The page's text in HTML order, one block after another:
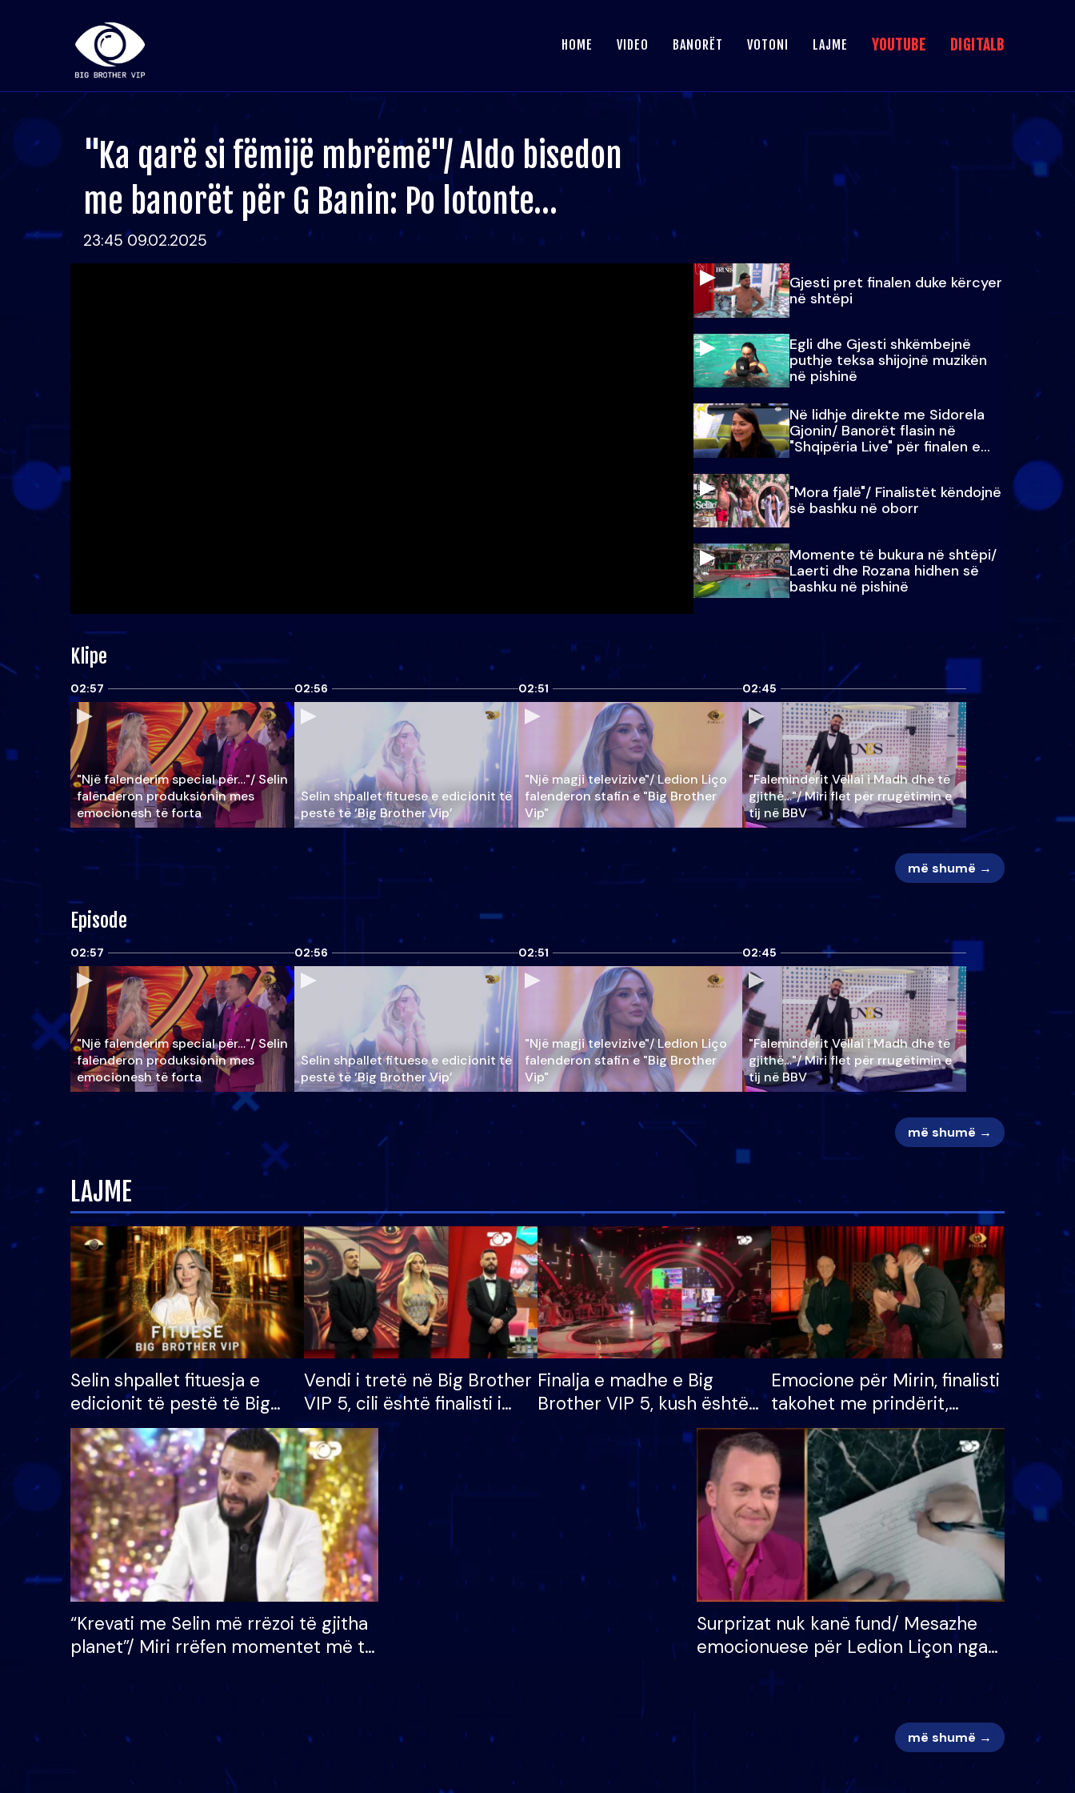
HOME VIDEO BANORËT VOTONI LAJME YOUTUBE DIGITALB
"Ka qarë si fëmijë mbrëmë"/ Aldo bisedon
me banorët për G Banin: Po lotonte…
23:45 09.02.2025
Gjesti pret finalen duke kërcyer
në shtëpi
Egli dhe Gjesti shkëmbejnë
puthje teksa shijojnë muzikën
në pishinë
Në lidhje direkte me Sidorela
Gjonin/ Banorët flasin në
"Shqipëria Live" për finalen e
madhe
"Mora fjalë"/ Finalistët këndojnë
së bashku në oborr
Momente të bukura në shtëpi/
Laerti dhe Rozana hidhen së
bashku në pishinë
Klipe
02:57
"Një falenderim special për…"/ Selin
falënderon produksionin mes
emocionesh të forta
02:56
Selin shpallet fituese e edicionit të
pestë të ‘Big Brother Vip’
02:51
"Një magji televizive"/ Ledion Liço
falenderon stafin e "Big Brother
Vip"
02:45
"Faleminderit Vëllai i Madh dhe të
gjithë…"/ Miri flet për rrugëtimin e
tij në BBV
më shumë →
Episode
02:57
"Një falenderim special për…"/ Selin
falënderon produksionin mes
emocionesh të forta
02:56
Selin shpallet fituese e edicionit të
pestë të ‘Big Brother Vip’
02:51
"Një magji televizive"/ Ledion Liço
falenderon stafin e "Big Brother
Vip"
02:45
"Faleminderit Vëllai i Madh dhe të
gjithë…"/ Miri flet për rrugëtimin e
tij në BBV
më shumë →
LAJME
Selin shpallet fituesja e
edicionit të pestë të Big
Brother VIP, rrëmben
çmimin e madh prej 100
mijë eurosh
Vendi i tretë në Big Brother
VIP 5, cili është finalisti i
radhës që lë shtëpinë
Finalja e madhe e Big
Brother VIP 5, kush është
banori i parë që lë shtëpinë
dhe humb mundësinë për
të fituar çmimin e madh
Emocione për Mirin, finalisti
takohet me prindërit,
vajzën dhe bashkëshorten:
S’kemi ndonjë letër divorci
apo jo?
“Krevati me Selin më rrëzoi të gjitha
planet”/ Miri rrëfen momentet më të
mungojë zilja e mëngjesit kur…
Surprizat nuk kanë fund/ Mesazhe
emocionuese për Ledion Liçon nga
më shumë →